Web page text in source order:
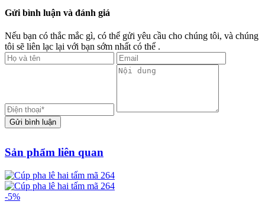
Gửi bình luận và đánh giá
Nếu bạn có thắc mắc gì, có thể gửi yêu cầu cho chúng tôi, và chúng
tôi sẽ liên lạc lại với bạn sớm nhất có thể .
Gửi bình luận
Sản phẩm liên quan
-5%